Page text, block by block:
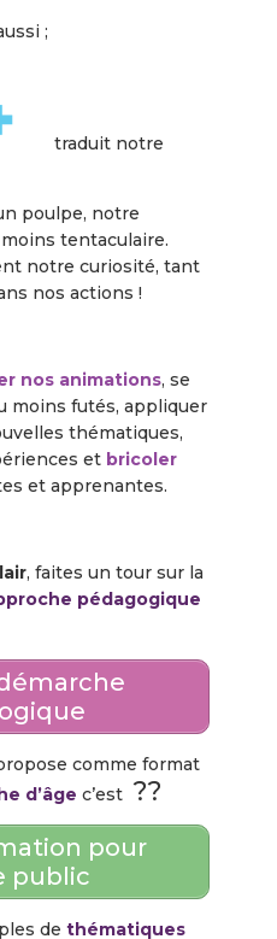
;
traduit notre
poulpe, notre
tentaculaire.
notre curiosité, tant
nos actions !
nos animations, se
moins futés, appliquer
thématiques,
et bricoler
et apprenantes.
, faites un tour sur la
pédagogique
comme format
d’âge c’est ??
pour
public
de thématiques